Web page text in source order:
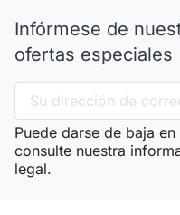
Infórmese de
ofertas especiales
Puede darse de baja
consulte nuestra
legal.